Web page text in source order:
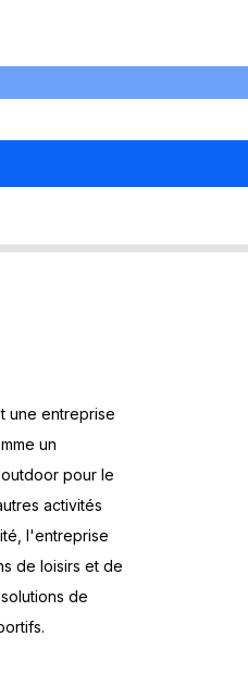
une entreprise
un
pour le
activités
l'entreprise
de loisirs et de
de